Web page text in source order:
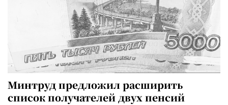
Минтруд предложил расширить
список получателей двух пенсий